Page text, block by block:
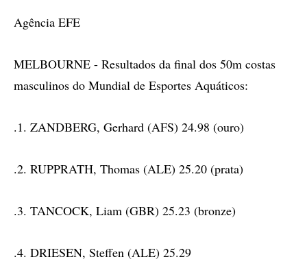
Agência EFE
MELBOURNE - Resultados da final dos 50m costas
masculinos do Mundial de Esportes Aquáticos:
.1. ZANDBERG, Gerhard (AFS) 24.98 (ouro)
.2. RUPPRATH, Thomas (ALE) 25.20 (prata)
.3. TANCOCK, Liam (GBR) 25.23 (bronze)
.4. DRIESEN, Steffen (ALE) 25.29